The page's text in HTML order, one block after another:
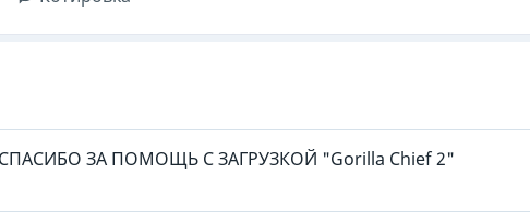
ЗА ПОМОЩЬ С ЗАГРУЗКОЙ "Gorilla Chief 2"